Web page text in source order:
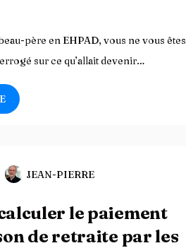
père en EHPAD, vous ne vous êtes
sur ce qu’allait devenir…
JEAN-PIERRE
le paiement
de retraite par les